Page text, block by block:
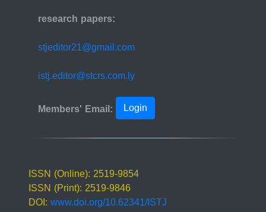
research papers:
stjeditor21@gmail.com
istj.editor@stcrs.com.ly
Members' Email:
Login
ISSN (Online): 2519-9854
ISSN (Print): 2519-9846
DOI:www.doi.org/10.62341/ISTJ